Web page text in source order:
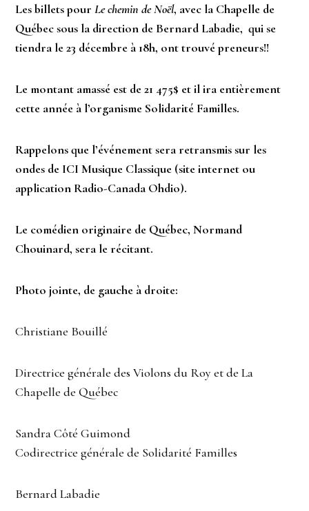
Les billets pourLe chemin de Noël, avec la Chapelle de
Québec sous la direction de Bernard Labadie, qui se
tiendra le 23 décembre à 18h, ont trouvé preneurs!!
Le montant amassé est de 21 475$ et il ira entièrement
cette année à l’organisme Solidarité Familles.
Rappelons que l’événement sera retransmis sur les
ondes de ICI Musique Classique (site internet ou
application Radio-Canada Ohdio).
Le comédien originaire de Québec, Normand
Chouinard, sera le récitant.
Photo jointe, de gauche à droite:
Christiane Bouillé
Directrice générale des Violons du Roy et de La
Chapelle de Québec
Sandra Côté Guimond
Codirectrice générale de Solidarité Familles
Bernard Labadie